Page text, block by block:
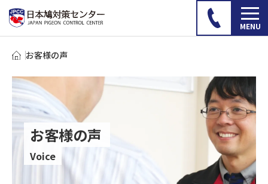
お客様の声
お客様の声
Voice